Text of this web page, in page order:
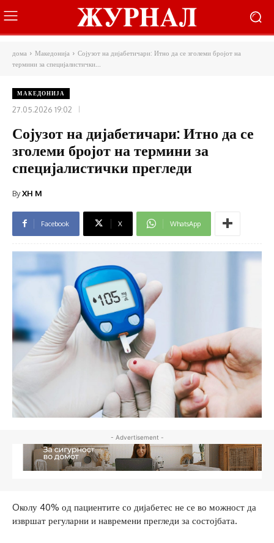
дома Македонија
Сојузот на дијабетичари: Итно да се зголеми бројот на
термини за специјалистички...
МАКЕДОНИЈА
27.05.2026 19:02
Сојузот на дијабетичари: Итно да се
зголеми бројот на термини за
специјалистички прегледи
ByXH M
Facebook X WhatsApp
- Advertisement -
Oколу 40% од пациентите со дијабетес не се во можност да
извршат регуларни и навремени прегледи за состојбата.